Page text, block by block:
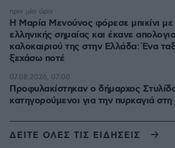
Η Μαρία Μενούνος φόρεσε μπικίνι
ελληνικής σημαίας και έκανε
καλοκαιριού της στην Ελλάδα: Ένα
ξεχάσω ποτέ
πριν μία ώρα
Προφυλακίστηκαν ο δήμαρχος
κατηγορούμενοι για την πυρκαγιά στη
07.08.2026, 07:00
ΔΕΙΤΕ ΟΛΕΣ ΤΙΣ ΕΙΔΗΣΕΙΣ